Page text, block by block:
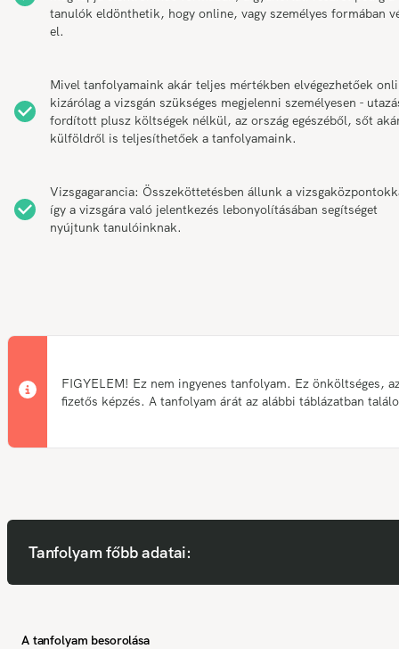
tanulók eldönthetik, hogy online, vagy személyes formában
el.
Mivel tanfolyamaink akár teljes mértékben elvégezhetőek
kizárólag a vizsgán szükséges megjelenni személyesen -
fordított plusz költségek nélkül, az ország egészéből, sőt
külföldről is teljesíthetőek a tanfolyamaink.
Vizsgagarancia: Összeköttetésben állunk a
így a vizsgára való jelentkezés lebonyolításában segítséget
nyújtunk tanulóinknak.
FIGYELEM! Ez nem ingyenes tanfolyam. Ez önköltséges,
fizetős képzés. A tanfolyam árát az alábbi táblázatban
Tanfolyam főbb adatai:
A tanfolyam besorolása